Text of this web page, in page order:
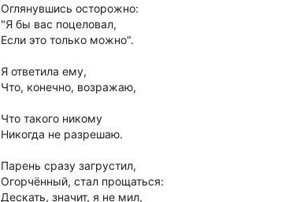
Оглянувшись осторожно:
"Я бы вас поцеловал,
Если это только можно".
Я ответила ему,
Что, конечно, возражаю,
Что такого никому
Никогда не разрешаю.
Парень сразу загрустил,
Огорчённый, стал прощаться:
Дескать, значит, я не мил,